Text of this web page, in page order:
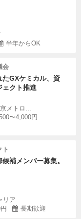
半年からOK
会
たGXケミカル、資
ェクト推進
メトロ...
〜4,000円
ト
補メンバー募集。
リア
長期歓迎